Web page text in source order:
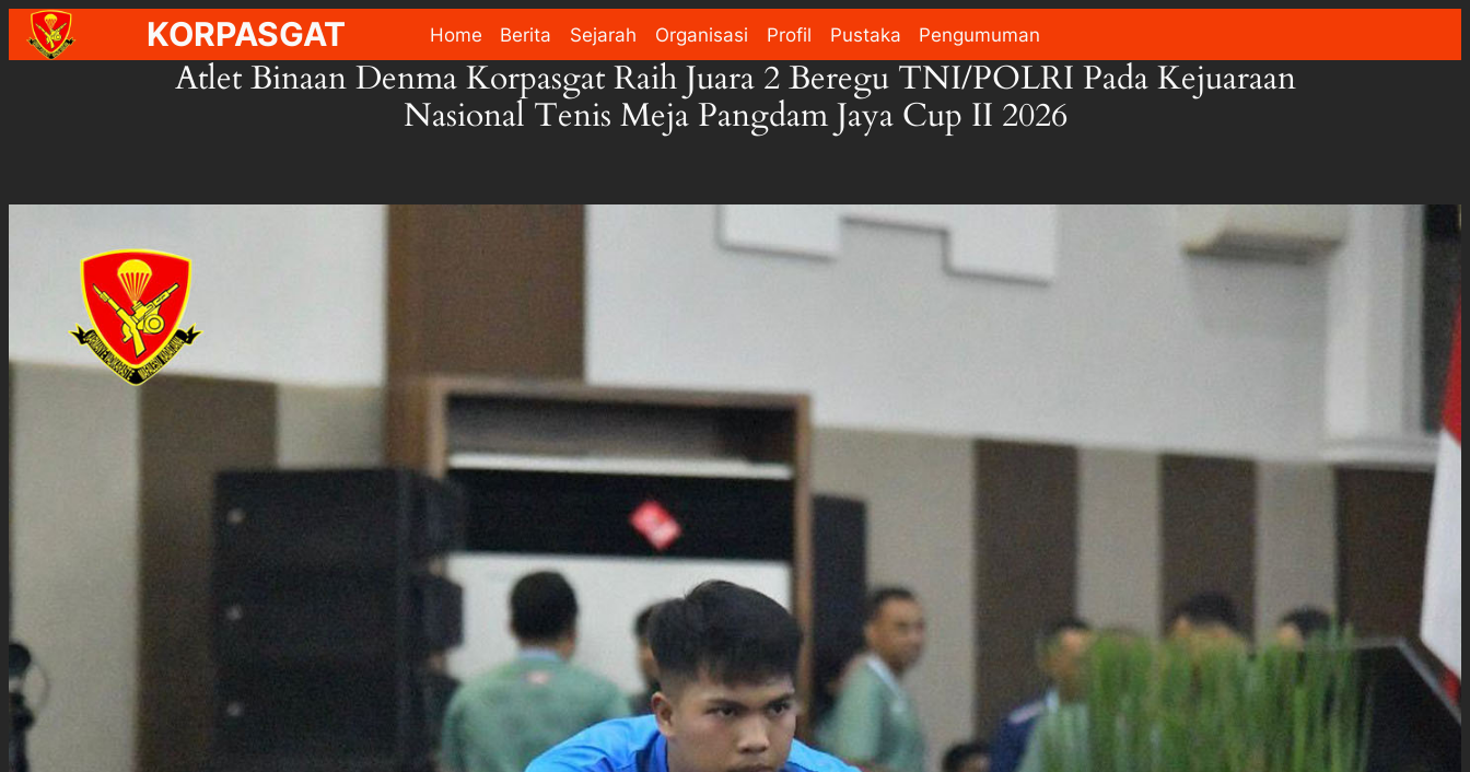
Skip
KORPASGAT Home Berita Sejarah Organisasi Profil Pustaka Pengumuman
Atlet Binaan Denma Korpasgat Raih Juara 2 Beregu TNI/POLRI Pada Kejuaraan
Nasional Tenis Meja Pangdam Jaya Cup II 2026